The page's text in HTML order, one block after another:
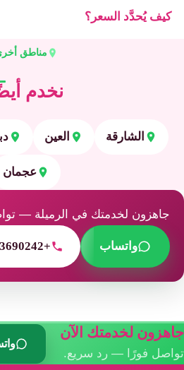
كيف يُحدَّد السعر؟
مناطق
نخدم
الشارقة العين
عجمان
جاهزون لخدمتك في الرميلة —
واتساب +971543690242
جاهزون لخدمتك الآن
تواصل فورًا — رد سريع.